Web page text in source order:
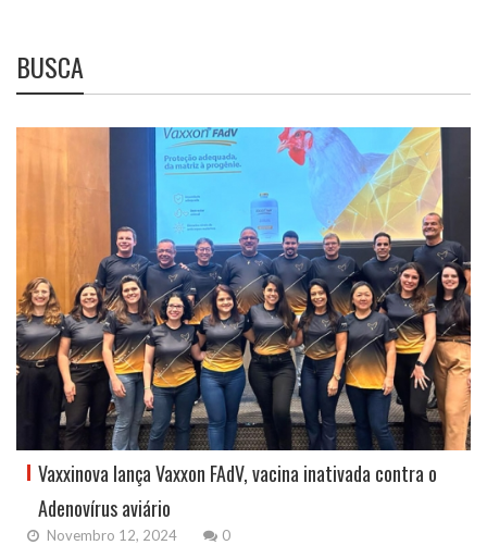
BUSCA
Vaxxinova lança Vaxxon FAdV, vacina inativada contra o
Adenovírus aviário
Novembro 12, 2024 0